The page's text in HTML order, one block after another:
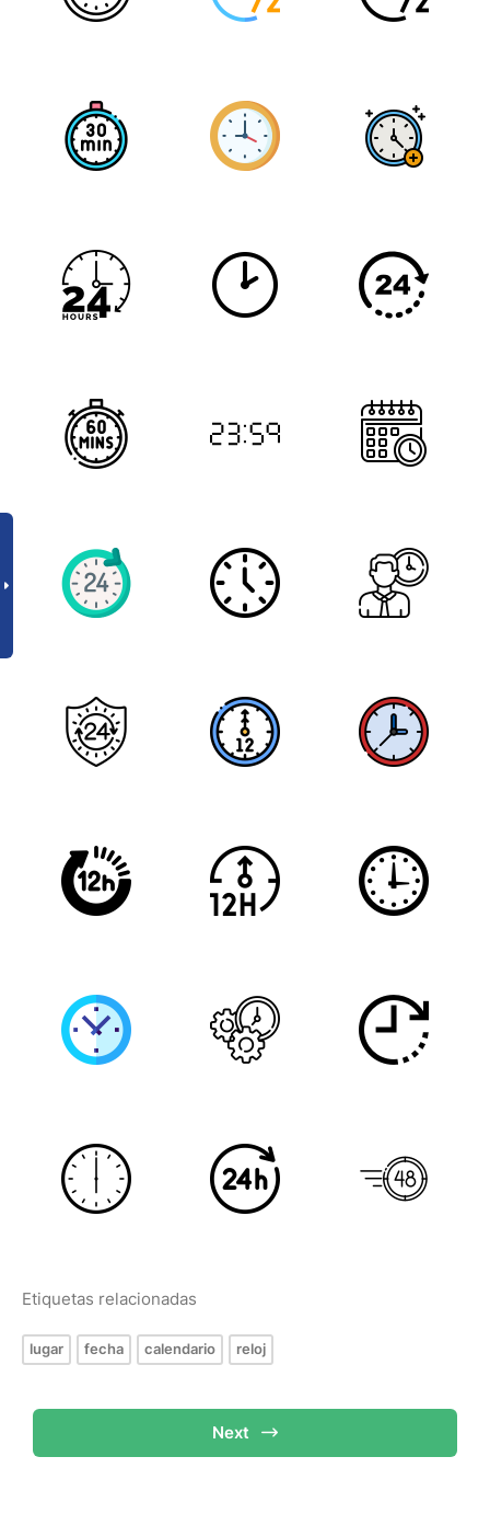
Etiquetas relacionadas
lugar fecha calendario reloj
Next